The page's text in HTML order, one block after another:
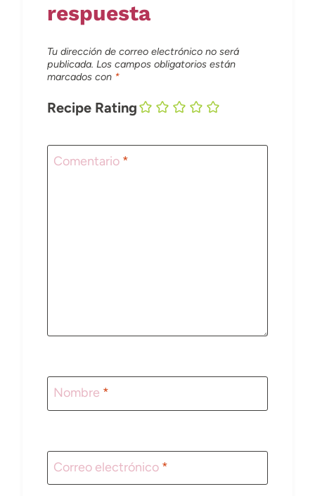
respuesta
Tu dirección de correo electrónico no será
publicada. Los campos obligatorios están
marcados con *
Recipe Rating
Comentario *
Nombre *
Correo electrónico *